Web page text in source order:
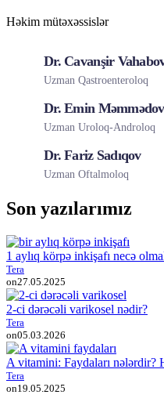
Həkim mütəxəssislər
Dr. Cavanşir
Uzman Qastroenteroloq
Dr. Emin Məmmədov
Uzman Uroloq-Androloq
Dr. Fariz Sadıqov
Uzman Oftalmoloq
Son yazılarımız
1 aylıq körpə inkişafı necə
Tera
on27.05.2025
2-ci dərəcəli varikosel nədir?
Tera
on05.03.2026
A vitamini: Faydaları nələrdir?
Tera
on19.05.2025